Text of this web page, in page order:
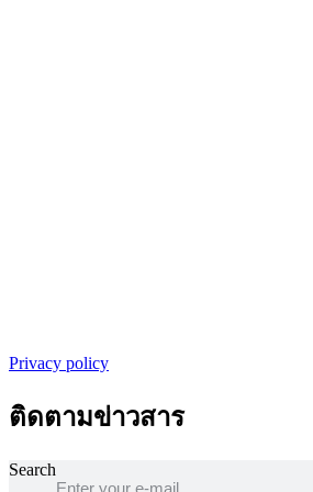
Privacy policy
ติดตามข่าวสาร
Search